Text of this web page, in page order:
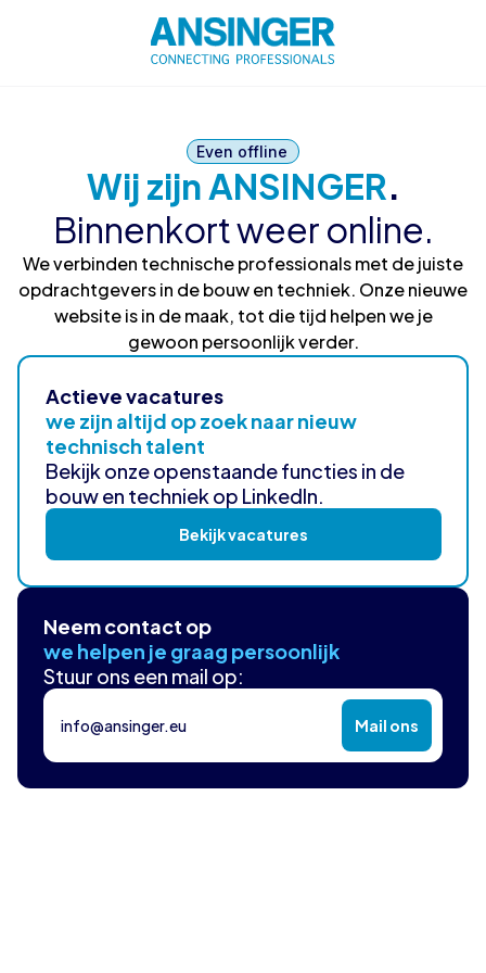
Even offline
Wij zijn ANSINGER.
Binnenkort weer online.
We verbinden technische professionals met de juiste
opdrachtgevers in de bouw en techniek. Onze nieuwe
website is in de maak, tot die tijd helpen we je
gewoon persoonlijk verder.
Actieve vacatures
we zijn altijd op zoek naar nieuw
technisch talent
Bekijk onze openstaande functies in de
bouw en techniek op LinkedIn.
Bekijk vacatures
Neem contact op
we helpen je graag persoonlijk
Stuur ons een mail op:
info@ansinger.eu Mail ons